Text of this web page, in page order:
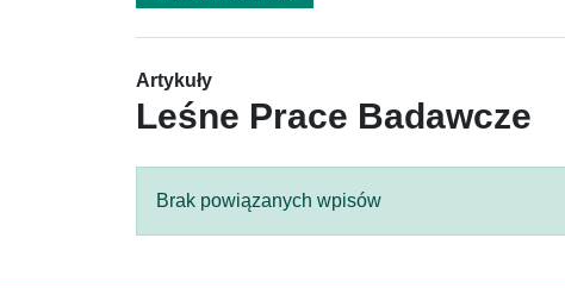
Artykuły
Leśne Prace Badawcze
Brak powiązanych wpisów